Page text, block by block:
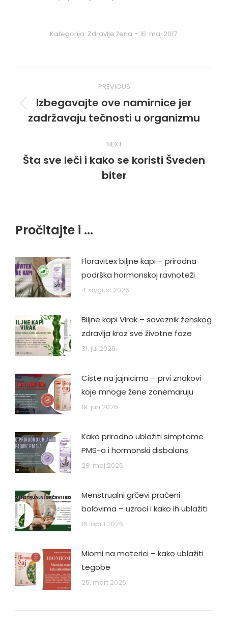
Kategorija: Zdravlje žena 16. maj 2017.
navigation
PREVIOUS
Previous
post:
Izbegavajte ove namirnice jer
zadržavaju tečnosti u organizmu
NEXT
Next
post:
Šta sve leči i kako se koristi Šveden
biter
Pročitajte i ...
Floravitex biljne kapi – prirodna
podrška hormonskoj ravnoteži
4. avgust 2026.
Biljne kapi Virak – saveznik ženskog
zdravlja kroz sve životne faze
31. jul 2026.
Ciste na jajnicima – prvi znakovi
koje mnoge žene zanemaruju
19. jun 2026.
Kako prirodno ublažiti simptome
PMS-a i hormonski disbalans
28. maj 2026.
Menstrualni grčevi praćeni
bolovima – uzroci i kako ih ublažiti
16. april 2026.
Miomi na materici – kako ublažiti
tegobe
25. mart 2026.